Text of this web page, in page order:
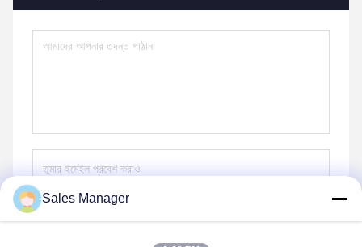
Sales Manager